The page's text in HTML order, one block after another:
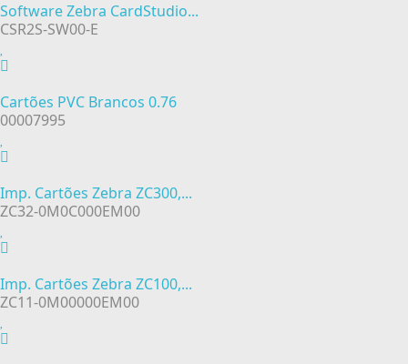
Software Zebra CardStudio...
CSR2S-SW00-E
Cartões PVC Brancos 0.76
00007995
Imp. Cartões Zebra ZC300,...
ZC32-0M0C000EM00
Imp. Cartões Zebra ZC100,...
ZC11-0M00000EM00